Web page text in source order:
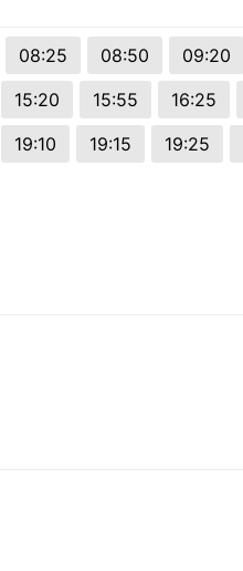
08:25 08:50 09:20
15:20 15:55 16:25
19:10 19:15 19:25